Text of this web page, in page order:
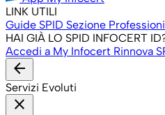
LINK UTILI
Guide SPID Sezione
HAI GIÀ LO SPID INFOCERT
Accedi a My Infocert Rinnova
arrow_back
Servizi Evoluti
close